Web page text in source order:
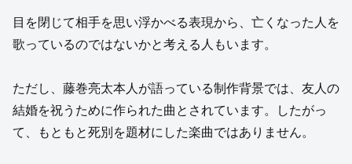
目を閉じて相手を思い浮かべる表現から、亡くなった人を
歌っているのではないかと考える人もいます。
ただし、藤巻亮太本人が語っている制作背景では、友人の
結婚を祝うために作られた曲とされています。したがっ
て、もともと死別を題材にした楽曲ではありません。